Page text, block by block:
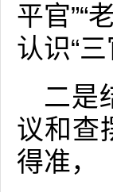
平官”“
认识“
二是
议和查
得准，